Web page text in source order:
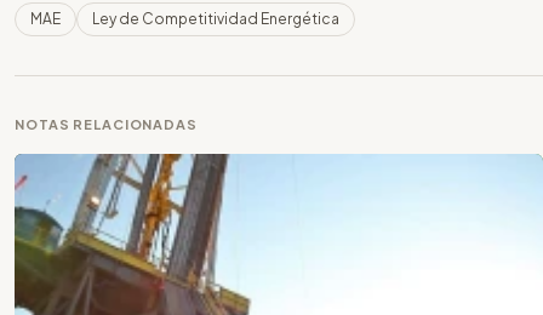
MAE Ley de Competitividad Energética
NOTAS RELACIONADAS